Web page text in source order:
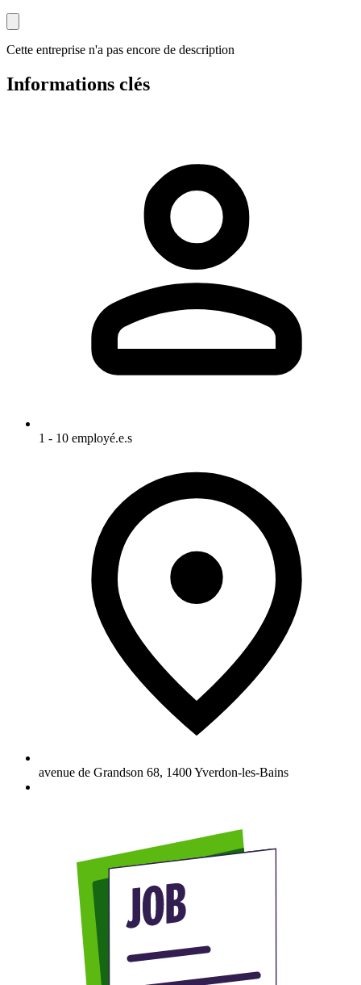
Cette entreprise n'a pas encore de description
Informations clés
1 - 10 employé.e.s
avenue de Grandson 68, 1400Yverdon-les-Bains